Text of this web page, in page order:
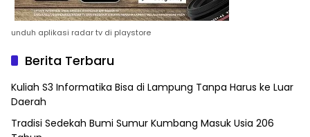
unduh aplikasi radar tv di playstore
Berita Terbaru
Kuliah S3 Informatika Bisa di Lampung Tanpa Harus ke Luar
Daerah
Tradisi Sedekah Bumi Sumur Kumbang Masuk Usia 206